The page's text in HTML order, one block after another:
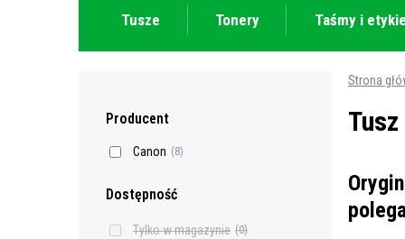
Tusze Tonery Taśmy i
Producent
Canon (8)
Dostępność
Tylko w magazynie (0)
Strona